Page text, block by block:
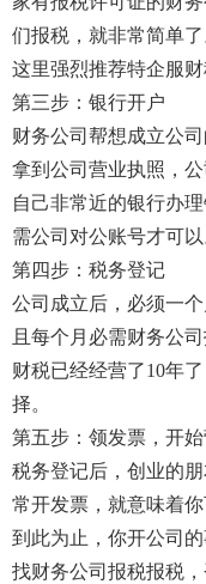
们报税，就非常简单了
这里强烈推荐特企服
第三步：银行开户
财务公司帮想成立公
拿到公司营业执照，
自己非常近的银行办
需公司对公账号才可以
第四步：税务登记
公司成立后，必须一
且每个月必需财务公
财税已经经营了10年
择。
第五步：领发票，开
税务登记后，创业的
常开发票，就意味着
到此为止，你开公司
找财务公司报税报税